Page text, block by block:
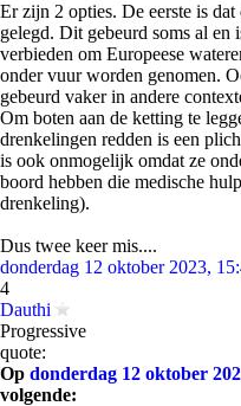
Er zijn 2 opties. De eerste is
gelegd. Dit gebeurd soms al en
verbieden om Europeese
onder vuur worden genomen.
gebeurd vaker in andere
Om boten aan de ketting te
drenkelingen redden is een
is ook onmogelijk omdat ze
boord hebben die medische
drenkeling).
Dus twee keer mis....
donderdag 12 oktober 2023,
4
Dauthi
Progressive
quote:
Op donderdag 12 oktober
volgende: